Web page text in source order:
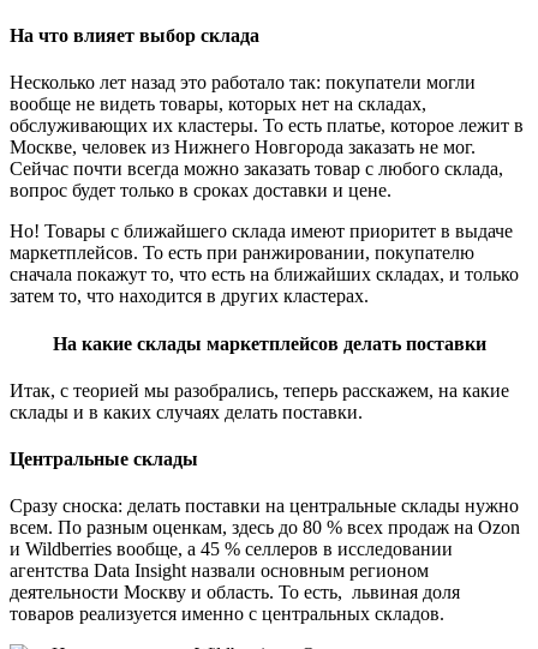
На что влияет выбор склада
Несколько лет назад это работало так: покупатели могли
вообще не видеть товары, которых нет на складах,
обслуживающих их кластеры. То есть платье, которое лежит в
Москве, человек из Нижнего Новгорода заказать не мог.
Сейчас почти всегда можно заказать товар с любого склада,
вопрос будет только в сроках доставки и цене.
Но! Товары с ближайшего склада имеют приоритет в выдаче
маркетплейсов. То есть при ранжировании, покупателю
сначала покажут то, что есть на ближайших складах, и только
затем то, что находится в других кластерах.
На какие склады маркетплейсов делать поставки
Итак, с теорией мы разобрались, теперь расскажем, на какие
склады и в каких случаях делать поставки.
Центральные склады
Сразу сноска: делать поставки на центральные склады нужно
всем. По разным оценкам, здесь до 80 % всех продаж на Ozon
и Wildberries вообще, а 45 % селлеров в исследовании
агентства Data Insight назвали основным регионом
деятельности Москву и область. То есть, львиная доля
товаров реализуется именно с центральных складов.